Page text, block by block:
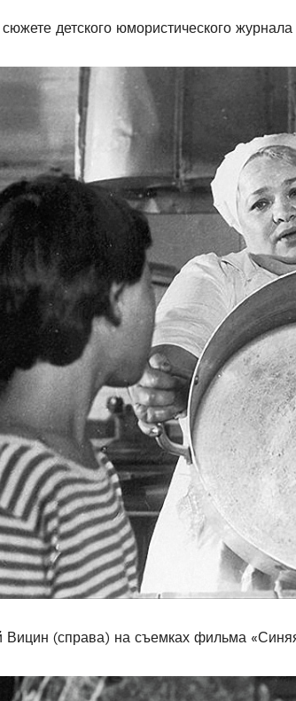
детского юмористического
(справа) на съемках фильма